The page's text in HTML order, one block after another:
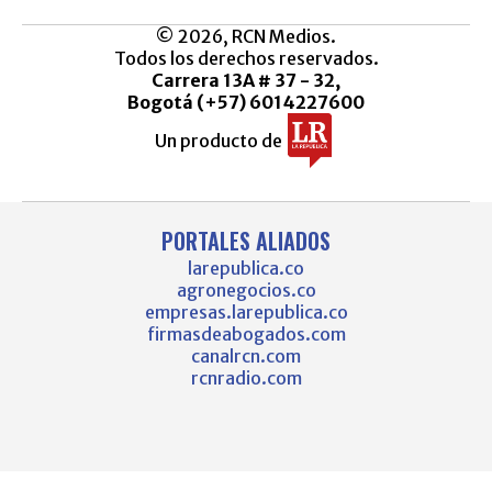
© 2026, RCN Medios.
Todos los derechos reservados.
Carrera 13A # 37 - 32,
Bogotá (+57) 6014227600
Un producto de
PORTALES ALIADOS
larepublica.co
agronegocios.co
empresas.larepublica.co
firmasdeabogados.com
canalrcn.com
rcnradio.com